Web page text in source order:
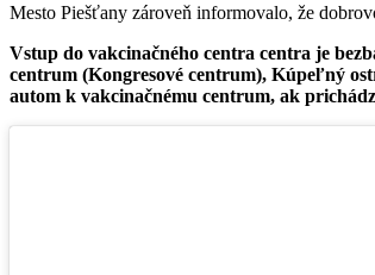
Mesto Piešťany zároveň informovalo, že
Vstup do vakcinačného centra centra je
centrum (Kongresové centrum), Kúpeľný
autom k vakcinačnému centrum, ak